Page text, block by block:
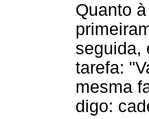
Quanto
seguida,
tarefa:
mesma
digo: